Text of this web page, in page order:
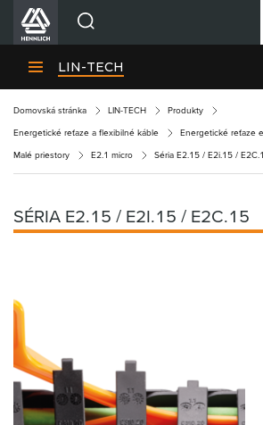
Divízie HENNLICH
Kariéra
Kontakty
Priemyselný park HENNLICH
Partner
LIN-TECH
Domovská stránka LIN-TECH Produkty
Energetické reťaze a flexibilné káble Energetické reťaze
Malé priestory E2.1 micro Séria E2.15 / E2i.15 /
SÉRIA E2.15 / E2I.15 / E2C.15